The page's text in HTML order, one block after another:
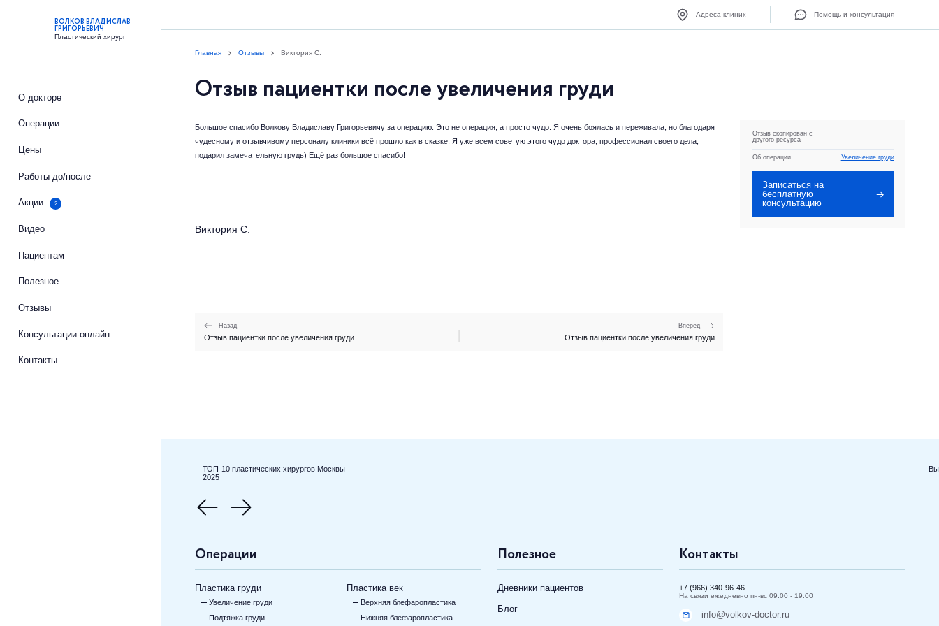
ВОЛКОВ ВЛАДИСЛАВ
ГРИГОРЬЕВИЧ
Пластический хирург
О докторе
Операции
Цены
Работы до/после
Акции 2
Видео
Пациентам
Полезное
Отзывы
Консультации-онлайн
Контакты
Адреса клиник Помощь и консультация
Главная Отзывы Виктория С.
Отзыв пациентки после увеличения груди
Большое спасибо Волкову Владиславу Григорьевичу за операцию. Это не операция, а просто чудо. Я очень боялась и переживала, но благодаря
чудесному и отзывчивому персоналу клиники всё прошло как в сказке. Я уже всем советую этого чудо доктора, профессионал своего дела,
подарил замечательную грудь) Ещё раз большое спасибо!
Виктория С.
Отзыв скопирован с
другого ресурса
Об операции Увеличение груди
Записаться на
бесплатную
консультацию
Назад
Отзыв пациентки после увеличения груди
Вперед
Отзыв пациентки после увеличения груди
ТОП-10 пластических хирургов Москвы -
2025
Операции
Пластика груди
Увеличение груди
Подтяжка груди
Пластика век
Верхняя блефаропластика
Нижняя блефаропластика
Полезное
Дневники пациентов
Блог
Контакты
+7 (966) 340-96-46
На связи ежедневно пн-вс 09:00 - 19:00
info@volkov-doctor.ru